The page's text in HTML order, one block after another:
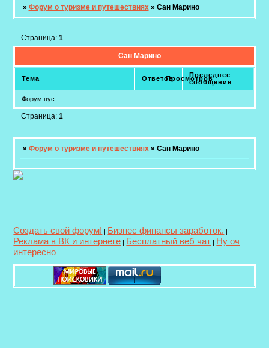
» Форум о туризме и путешествиях » Сан Марино
Сан Марино
Страница: 1
Тема ОтветовПросмотров
Последнее
сообщение
Форум пуст.
Страница: 1
» Форум о туризме и путешествиях » Сан Марино
Создать свой форум! | Бизнес финансы заработок. |
Реклама в ВК и интернете | Бесплатный веб чат | Ну оч
интересно